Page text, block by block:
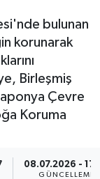
bulunan
korunarak
Birleşmiş
Çevre
Koruma
08.07.2026 -
GÜNCELLEME